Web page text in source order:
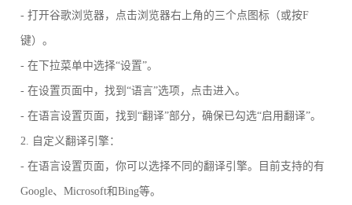
- 打开谷歌浏览器，点击浏览器右上角的三个点图标（或按F
键）。
- 在下拉菜单中选择“设置”。
- 在设置页面中，找到“语言”选项，点击进入。
- 在语言设置页面，找到“翻译”部分，确保已勾选“启用翻译”。
2. 自定义翻译引擎：
- 在语言设置页面，你可以选择不同的翻译引擎。目前支持的有
Google、Microsoft和Bing等。